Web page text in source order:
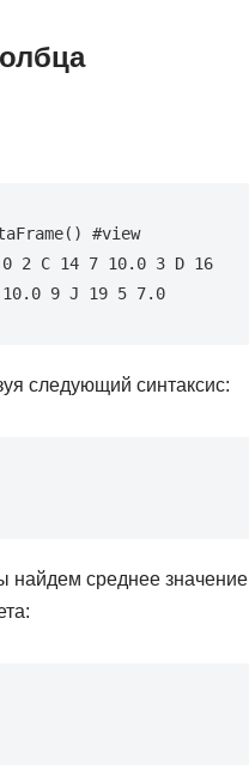
#view
2 C 14 7 10.0 3 D 16
9 J 19 5 7.0
следующий синтаксис:
найдем среднее значение